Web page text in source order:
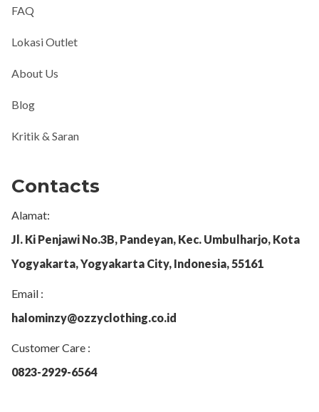
FAQ
Lokasi Outlet
About Us
Blog
Kritik & Saran
Contacts
Alamat:
Jl. Ki Penjawi No.3B, Pandeyan, Kec. Umbulharjo, Kota
Yogyakarta, Yogyakarta City, Indonesia, 55161
Email :
halominzy@ozzyclothing.co.id
Customer Care :
0823-2929-6564